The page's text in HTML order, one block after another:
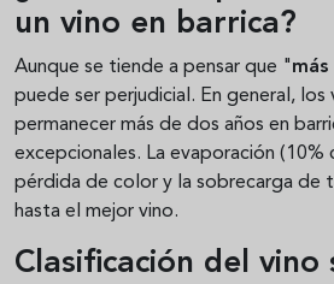
un vino en barrica?
Aunque se tiende a pensar que "
puede ser perjudicial. En general, los
permanecer más de dos años en
excepcionales. La evaporación (10%
pérdida de color y la sobrecarga de
hasta el mejor vino.
Clasificación del vino